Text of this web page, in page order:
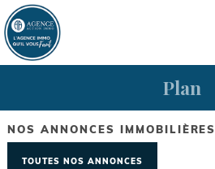
Plan
NOS ANNONCES IMMOBILIÈRES
TOUTES NOS ANNONCES